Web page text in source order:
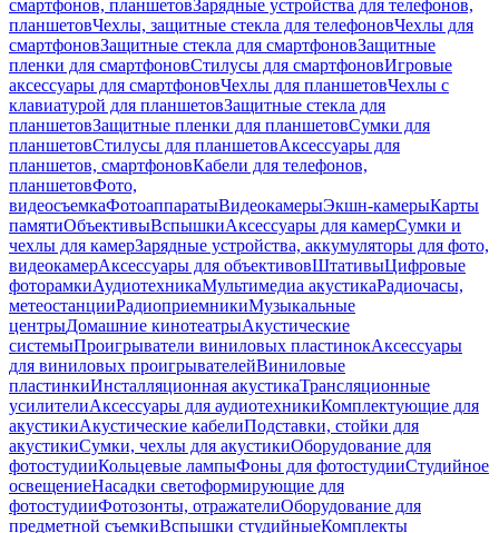
смартфонов, планшетовЗарядные устройства для телефонов,
планшетовЧехлы, защитные стекла для телефоновЧехлы для
смартфоновЗащитные стекла для смартфоновЗащитные
пленки для смартфоновСтилусы для смартфоновИгровые
аксессуары для смартфоновЧехлы для планшетовЧехлы с
клавиатурой для планшетовЗащитные стекла для
планшетовЗащитные пленки для планшетовСумки для
планшетовСтилусы для планшетовАксессуары для
планшетов, смартфоновКабели для телефонов,
планшетовФото,
видеосъемкаФотоаппаратыВидеокамерыЭкшн-камерыКарты
памятиОбъективыВспышкиАксессуары для камерСумки и
чехлы для камерЗарядные устройства, аккумуляторы для фото,
видеокамерАксессуары для объективовШтативыЦифровые
фоторамкиАудиотехникаМультимедиа акустикаРадиочасы,
метеостанцииРадиоприемникиМузыкальные
центрыДомашние кинотеатрыАкустические
системыПроигрыватели виниловых пластинокАксессуары
для виниловых проигрывателейВиниловые
пластинкиИнсталляционная акустикаТрансляционные
усилителиАксессуары для аудиотехникиКомплектующие для
акустикиАкустические кабелиПодставки, стойки для
акустикиСумки, чехлы для акустикиОборудование для
фотостудииКольцевые лампыФоны для фотостудииСтудийное
освещениеНасадки светоформирующие для
фотостудииФотозонты, отражателиОборудование для
предметной съемкиВспышки студийныеКомплекты